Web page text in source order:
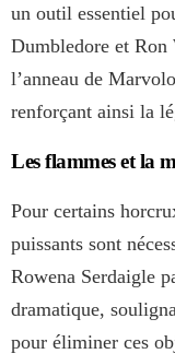
un outil essentiel
Dumbledore et Ron
l’anneau de
renforçant ainsi la
Les flammes et la
Pour certains
puissants sont
Rowena Serdaigle
dramatique,
pour éliminer ces